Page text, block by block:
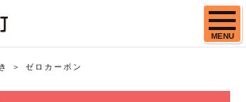
MENU
ゼロカーボン